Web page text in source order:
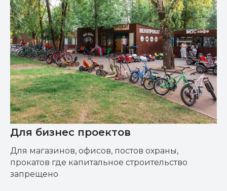
Для бизнес проектов
Для магазинов, офисов, постов охраны,
прокатов где капитальное строительство
запрещено